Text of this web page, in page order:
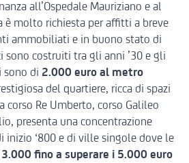
all’Ospedale Mauriziano e al
è molto richiesta per affitti a breve
ammobiliati e in buono stato di
sono costruiti tra gli anni ’30 e gli
sono di 2.000 euro al metro
del quartiere, ricca di spazi
corso Re Umberto, corso Galileo
presenta una concentrazione
‘800 e di ville singole dove le
3.000 fino a superare i 5.000 euro